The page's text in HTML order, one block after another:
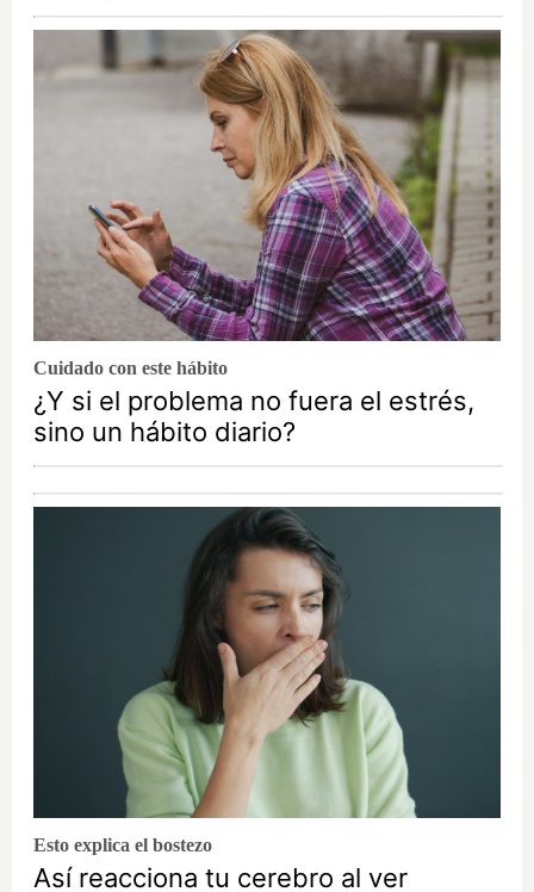
Cuidado con este hábito
¿Y si el problema no fuera el estrés,
sino un hábito diario?
Esto explica el bostezo
Así reacciona tu cerebro al ver